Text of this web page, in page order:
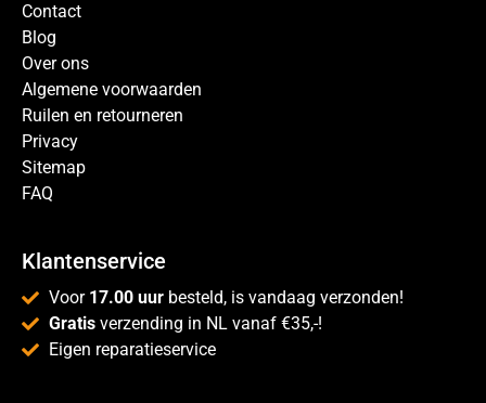
Contact
Blog
Over ons
Algemene voorwaarden
Ruilen en retourneren
Privacy
Sitemap
FAQ
Klantenservice
Voor 17.00 uur besteld, is vandaag verzonden!
Gratis verzending in NL vanaf €35,-!
Eigen reparatieservice